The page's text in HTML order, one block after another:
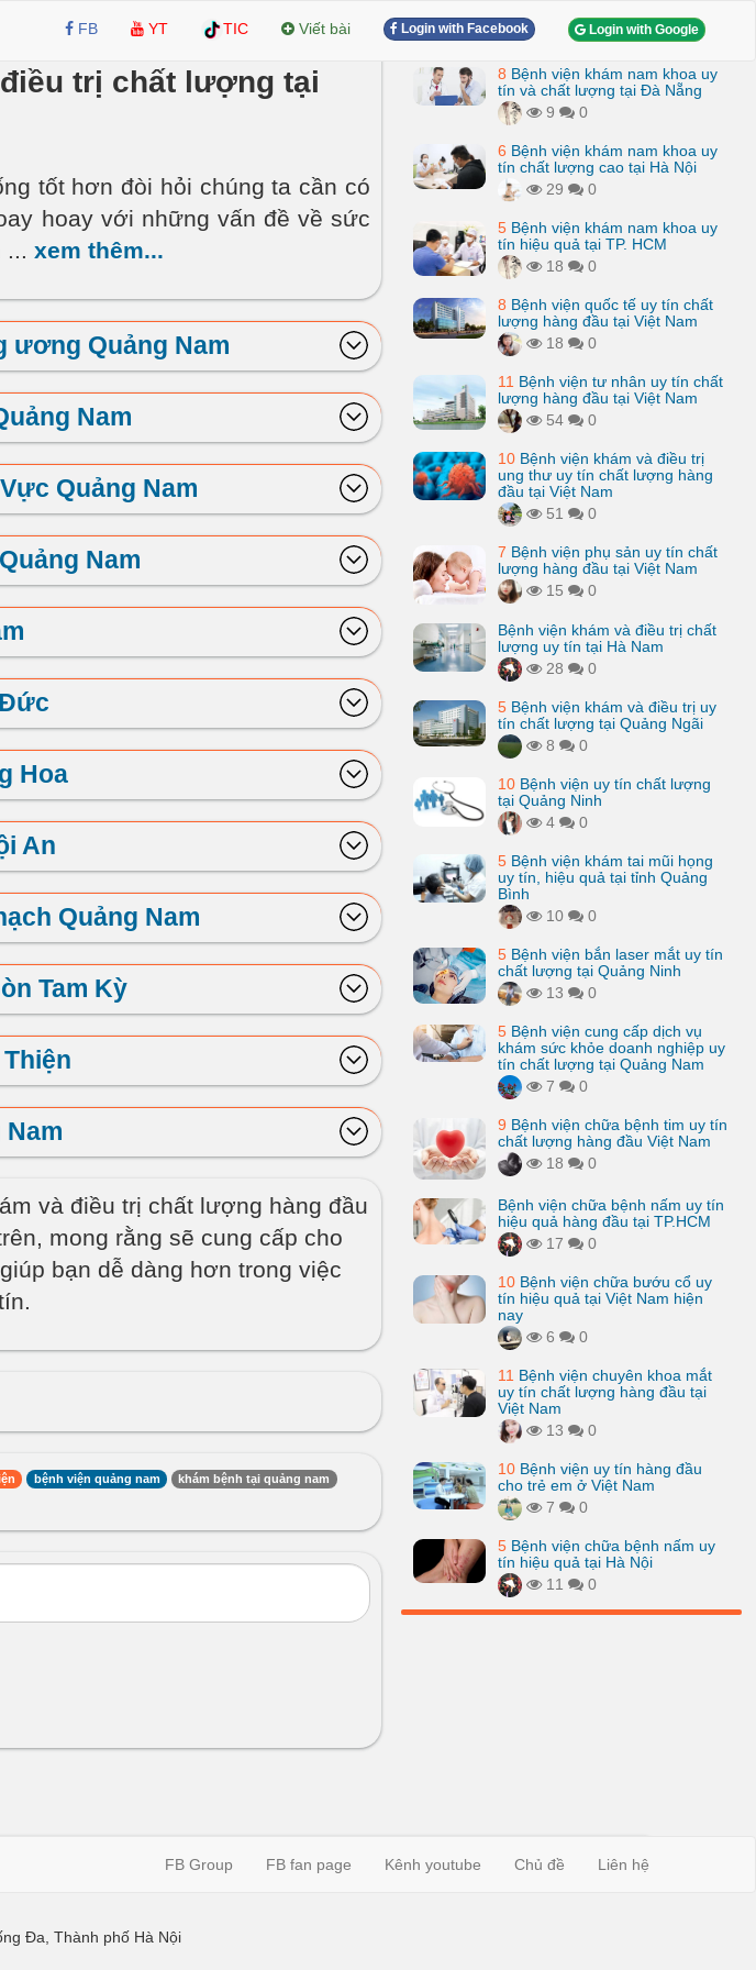
FB YT TIC Viết bài Login with Facebook Login with Google
trị chất lượng tại
tốt hơn đòi hỏi chúng ta cần có
hoay với những vấn đề về sức
... xem thêm...
ương Quảng Nam
Nam
Quảng Nam
Nam
Hoa
An
Quảng Nam
Tam Kỳ
và điều trị chất lượng hàng đầu
mong rằng sẽ cung cấp cho
bạn dễ dàng hơn trong việc
bệnh viện quảng nam khám bệnh tại quảng nam
8 Bệnh viện khám nam khoa uy
tín và chất lượng tại Đà Nẵng
9
0
6 Bệnh viện khám nam khoa uy
tín chất lượng cao tại Hà Nội
29
0
5 Bệnh viện khám nam khoa uy
tín hiệu quả tại TP. HCM
18
0
8 Bệnh viện quốc tế uy tín chất
lượng hàng đầu tại Việt Nam
18
0
11 Bệnh viện tư nhân uy tín chất
lượng hàng đầu tại Việt Nam
54
0
10 Bệnh viện khám và điều trị
ung thư uy tín chất lượng hàng
đầu tại Việt Nam
51
0
7 Bệnh viện phụ sản uy tín chất
lượng hàng đầu tại Việt Nam
15
0
Bệnh viện khám và điều trị chất
lượng uy tín tại Hà Nam
28
0
5 Bệnh viện khám và điều trị uy
tín chất lượng tại Quảng Ngãi
8
0
10 Bệnh viện uy tín chất lượng
tại Quảng Ninh
4
0
5 Bệnh viện khám tai mũi họng
uy tín, hiệu quả tại tỉnh Quảng
Bình
10
0
5 Bệnh viện bắn laser mắt uy tín
chất lượng tại Quảng Ninh
13
0
5 Bệnh viện cung cấp dịch vụ
khám sức khỏe doanh nghiệp uy
tín chất lượng tại Quảng Nam
7
0
9 Bệnh viện chữa bệnh tim uy tín
chất lượng hàng đầu Việt Nam
18
0
Bệnh viện chữa bệnh nấm uy tín
hiệu quả hàng đầu tại TP.HCM
17
0
10 Bệnh viện chữa bướu cổ uy
tín hiệu quả tại Việt Nam hiện
nay
6
0
11 Bệnh viện chuyên khoa mắt
uy tín chất lượng hàng đầu tại
Việt Nam
13
0
10 Bệnh viện uy tín hàng đầu
cho trẻ em ở Việt Nam
7
0
5 Bệnh viện chữa bệnh nấm uy
tín hiệu quả tại Hà Nội
11
0
FB Group FB fan page Kênh youtube Chủ đề Liên hệ
Đa, Thành phố Hà Nội